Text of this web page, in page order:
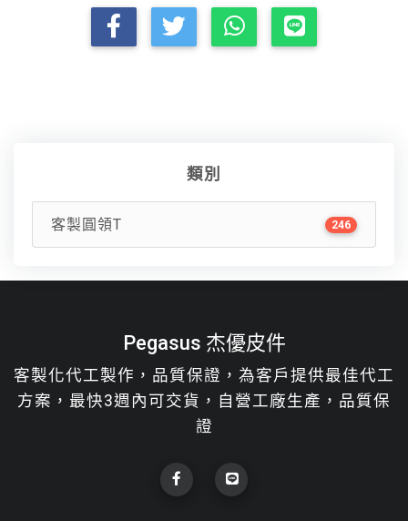
類別
客製圓領T 246
Pegasus 杰優皮件
客製化代工製作，品質保證，為客戶提供最佳代工
方案，最快3週內可交貨，自營工廠生產，品質保
證